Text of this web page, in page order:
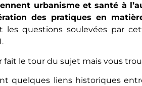
urbanisme et santé à
des pratiques en
les questions soulevées par
fait le tour du sujet mais vous
quelques liens historiques